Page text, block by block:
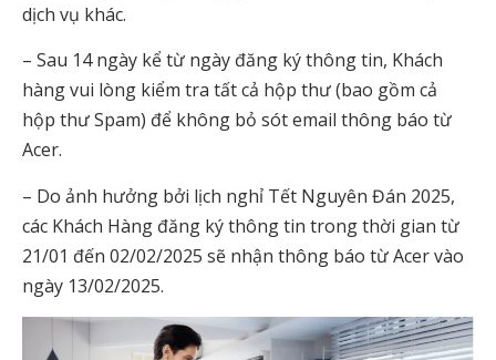
dịch vụ khác.
– Sau 14 ngày kể từ ngày đăng ký thông tin, Khách
hàng vui lòng kiểm tra tất cả hộp thư (bao gồm cả
hộp thư Spam) để không bỏ sót email thông báo từ
Acer.
– Do ảnh hưởng bởi lịch nghỉ Tết Nguyên Đán 2025,
các Khách Hàng đăng ký thông tin trong thời gian từ
21/01 đến 02/02/2025 sẽ nhận thông báo từ Acer vào
ngày 13/02/2025.